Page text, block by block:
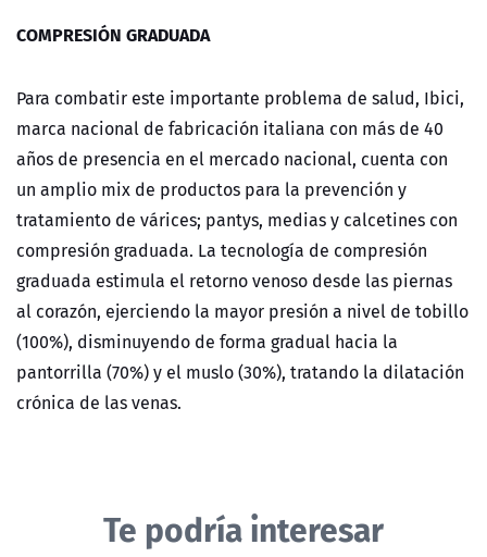
COMPRESIÓN GRADUADA
Para combatir este importante problema de salud, Ibici,
marca nacional de fabricación italiana con más de 40
años de presencia en el mercado nacional, cuenta con
un amplio mix de productos para la prevención y
tratamiento de várices; pantys, medias y calcetines con
compresión graduada. La tecnología de compresión
graduada estimula el retorno venoso desde las piernas
al corazón, ejerciendo la mayor presión a nivel de tobillo
(100%), disminuyendo de forma gradual hacia la
pantorrilla (70%) y el muslo (30%), tratando la dilatación
crónica de las venas.
Te podría interesar